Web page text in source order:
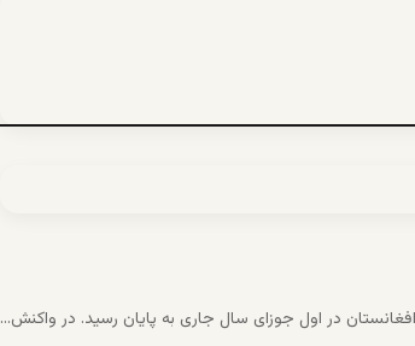
در اول جوزای سال جاری به پایان رسید. در واکنش…